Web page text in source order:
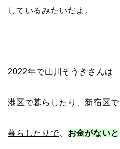
しているみたいだよ。
2022年で山川そうきさんは
港区で暮らしたり、新宿区で
暮らしたりで、 お金がないと